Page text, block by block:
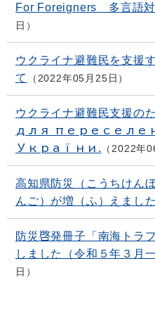
For Foreigners 多言語対
日
ウクライナ避難民を支援
て
2022年05月25日
ウクライナ避難民支援
для
України.
2022年
高知県防災（こうちけん
んご）が増（ふ）えました
防災啓発冊子「南海トラ
しました（令和５年３月
日